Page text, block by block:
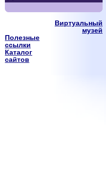
Виртуальный
музей
Полезные
ссылки
Каталог
сайтов